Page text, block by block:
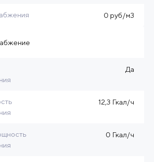
0 руб/м3
Да
12,3 Гкал/ч
0 Гкал/ч